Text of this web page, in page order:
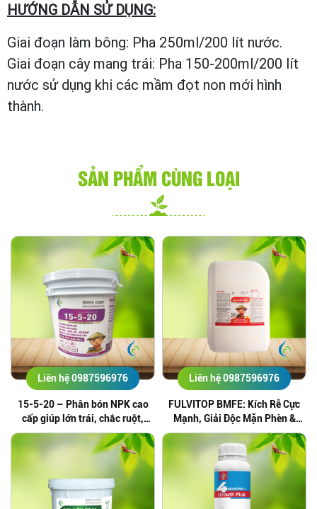
HƯỚNG DẪN SỬ DỤNG:
Giai đoạn làm bông: Pha 250ml/200 lít nước.
Giai đoạn cây mang trái: Pha 150-200ml/200 lít
nước sử dụng khi các mầm đọt non mới hình
thành.
SẢN PHẨM CÙNG LOẠI
Liên hệ 0987596976
15-5-20 – Phân bón NPK cao
cấp giúp lớn trái, chắc ruột,
nặng ký và năng suất cao
Liên hệ 0987596976
FULVITOP BMFE: Kích Rễ Cực
Mạnh, Giải Độc Mặn Phèn &
Nuôi Trái Nhanh